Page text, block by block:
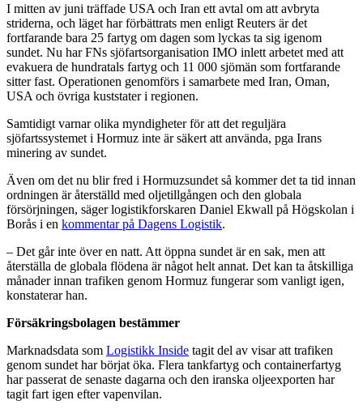
I mitten av juni träffade USA och Iran ett avtal om att avbryta
striderna, och läget har förbättrats men enligt Reuters är det
fortfarande bara 25 fartyg om dagen som lyckas ta sig igenom
sundet. Nu har FNs sjöfartsorganisation IMO inlett arbetet med att
evakuera de hundratals fartyg och 11 000 sjömän som fortfarande
sitter fast. Operationen genomförs i samarbete med Iran, Oman,
USA och övriga kuststater i regionen.
Samtidigt varnar olika myndigheter för att det reguljära
sjöfartssystemet i Hormuz inte är säkert att använda, pga Irans
minering av sundet.
Även om det nu blir fred i Hormuzsundet så kommer det ta tid innan
ordningen är återställd med oljetillgången och den globala
försörjningen, säger logistikforskaren Daniel Ekwall på Högskolan i
Borås i en kommentar på Dagens Logistik.
– Det går inte över en natt. Att öppna sundet är en sak, men att
återställa de globala flödena är något helt annat. Det kan ta åtskilliga
månader innan trafiken genom Hormuz fungerar som vanligt igen,
konstaterar han.
Försäkringsbolagen bestämmer
Marknadsdata som Logistikk Inside tagit del av visar att trafiken
genom sundet har börjat öka. Flera tankfartyg och containerfartyg
har passerat de senaste dagarna och den iranska oljeexporten har
tagit fart igen efter vapenvilan.